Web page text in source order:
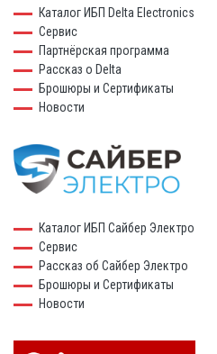
Каталог ИБП Delta Electronics
Сервис
Партнёрская программа
Рассказ о Delta
Брошюры и Сертификаты
Новости
Каталог ИБП Сайбер Электро
Сервис
Рассказ об Сайбер Электро
Брошюры и Сертификаты
Новости